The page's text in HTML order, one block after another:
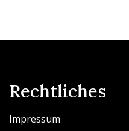
Rechtliches
Impressum